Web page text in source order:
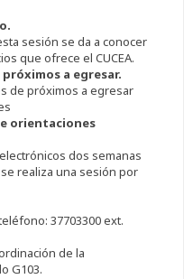
sesión se da a conocer
que ofrece el CUCEA.
a egresar.
de próximos a egresar
orientaciones
dos semanas
realiza una sesión por
37703300 ext.
de la
G103.